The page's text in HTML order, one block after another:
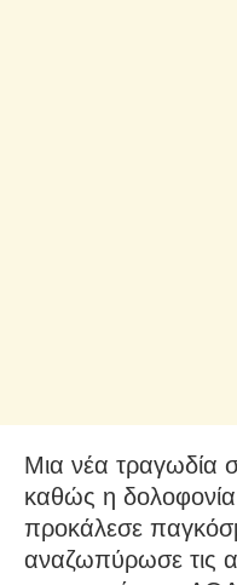
Μια νέα τραγωδία
καθώς η δολοφονία
προκάλεσε
αναζωπύρωσε τις